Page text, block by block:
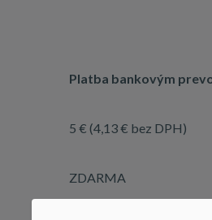
Platba bankovým
5 € (4,13 € bez DPH)
ZDARMA